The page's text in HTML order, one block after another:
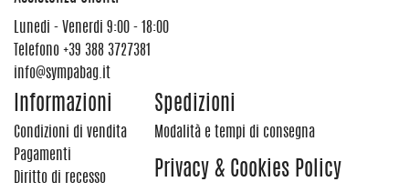
Lunedi - Venerdi 9:00 - 18:00
Telefono +39 388 3727381
info@sympabag.it
Informazioni
Condizioni di vendita
Pagamenti
Diritto di recesso
Spedizioni
Modalità e tempi di consegna
Privacy & Cookies Policy